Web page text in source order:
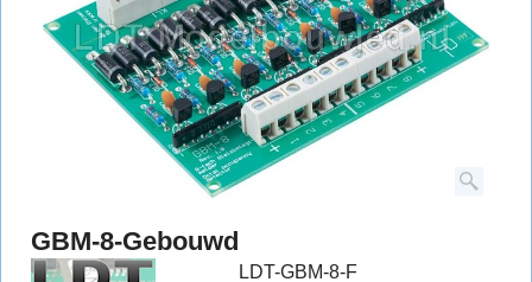
GBM-8-Gebouwd
LDT-GBM-8-F